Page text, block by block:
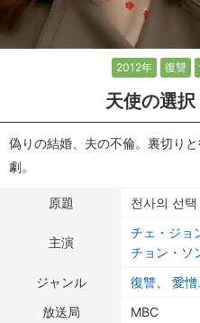
2012年 復讐
天使の選択
偽りの結婚、夫の不倫。裏切り
劇。
原題 천사의 선택
主演
チェ・ジョ
チョン・ソ
ジャンル
復讐 愛憎
放送局
MBC